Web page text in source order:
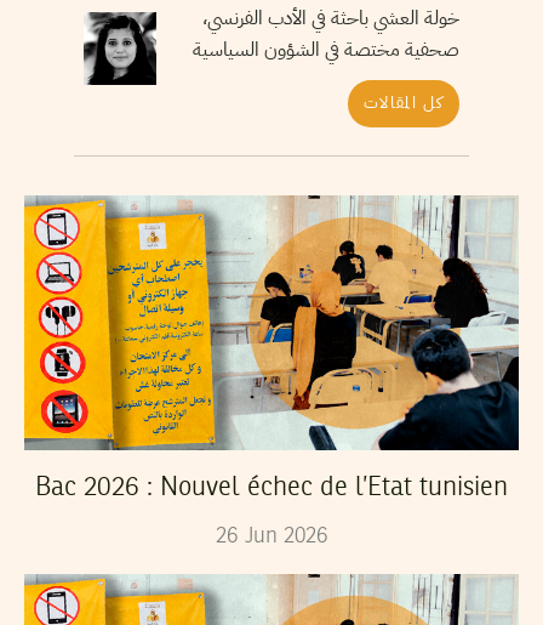
خولة العشي باحثة في الأدب الفرنسي،
صحفية مختصة في الشؤون السياسية
كل المقالات
Bac 2026 : Nouvel échec de l’Etat tunisien
26 Jun 2026